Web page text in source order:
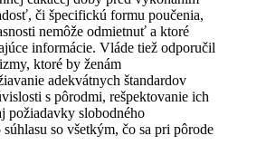
či špecifickú formu poučenia,
nemôže odmietnuť a ktoré
informácie. Vláde tiež odporučil
ktoré by ženám
adekvátnych štandardov
s pôrodmi, rešpektovanie ich
požiadavky slobodného
so všetkým, čo sa pri pôrode